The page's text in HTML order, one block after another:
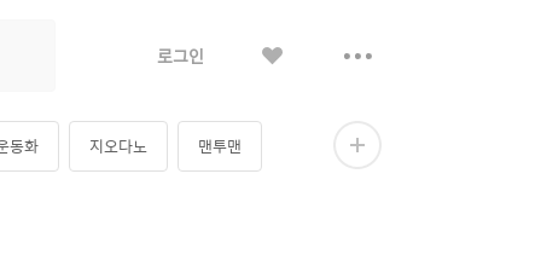
로그인 보
동화 지오다노 맨투맨 더